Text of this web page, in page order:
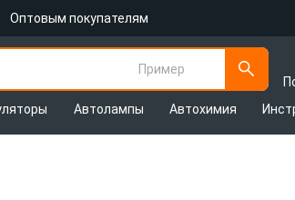
Оптовым покупателям
Пример
Автолампы Автохимия